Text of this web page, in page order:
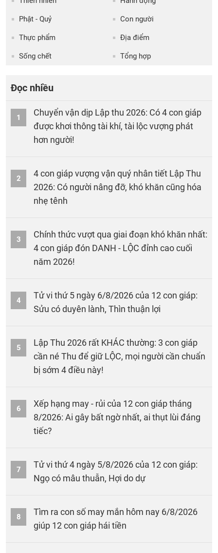
Phật - Quỷ Con người
Thực phẩm Địa điểm
Sống chết Tổng hợp
Đọc nhiều
1
Chuyển vận dịp Lập thu 2026: Có 4 con giáp
được khơi thông tài khí, tài lộc vượng phát
hơn người!
2
4 con giáp vượng vận quý nhân tiết Lập Thu
2026: Có người nâng đỡ, khó khăn cũng hóa
nhẹ tênh
3
Chính thức vượt qua giai đoạn khó khăn nhất:
4 con giáp đón DANH - LỘC đỉnh cao cuối
năm 2026!
4
Tử vi thứ 5 ngày 6/8/2026 của 12 con giáp:
Sửu có duyên lành, Thìn thuận lợi
5
Lập Thu 2026 rất KHÁC thường: 3 con giáp
cần né Thu để giữ LỘC, mọi người cần chuẩn
bị sớm 4 điều này!
6
Xếp hạng may - rủi của 12 con giáp tháng
8/2026: Ai gây bất ngờ nhất, ai thụt lùi đáng
tiếc?
7
Tử vi thứ 4 ngày 5/8/2026 của 12 con giáp:
Ngọ có mâu thuẫn, Hợi do dự
8
Tìm ra con số may mắn hôm nay 6/8/2026
giúp 12 con giáp hái tiền